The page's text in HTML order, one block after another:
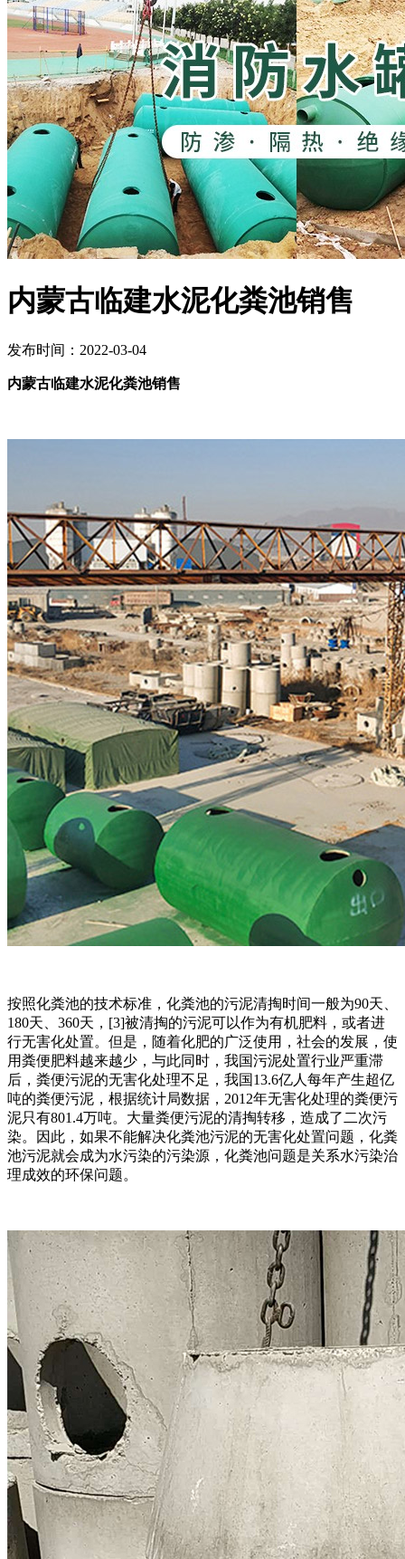
内蒙古临建水泥化粪池销售
发布时间：2022-03-04
内蒙古临建水泥化粪池销售
按照化粪池的技术标准，化粪池的污泥清掏时间一般为90天、
180天、360天，[3]被清掏的污泥可以作为有机肥料，或者进
行无害化处置。但是，随着化肥的广泛使用，社会的发展，使
用粪便肥料越来越少，与此同时，我国污泥处置行业严重滞
后，粪便污泥的无害化处理不足，我国13.6亿人每年产生超亿
吨的粪便污泥，根据统计局数据，2012年无害化处理的粪便污
泥只有801.4万吨。大量粪便污泥的清掏转移，造成了二次污
染。因此，如果不能解决化粪池污泥的无害化处置问题，化粪
池污泥就会成为水污染的污染源，化粪池问题是关系水污染治
理成效的环保问题。